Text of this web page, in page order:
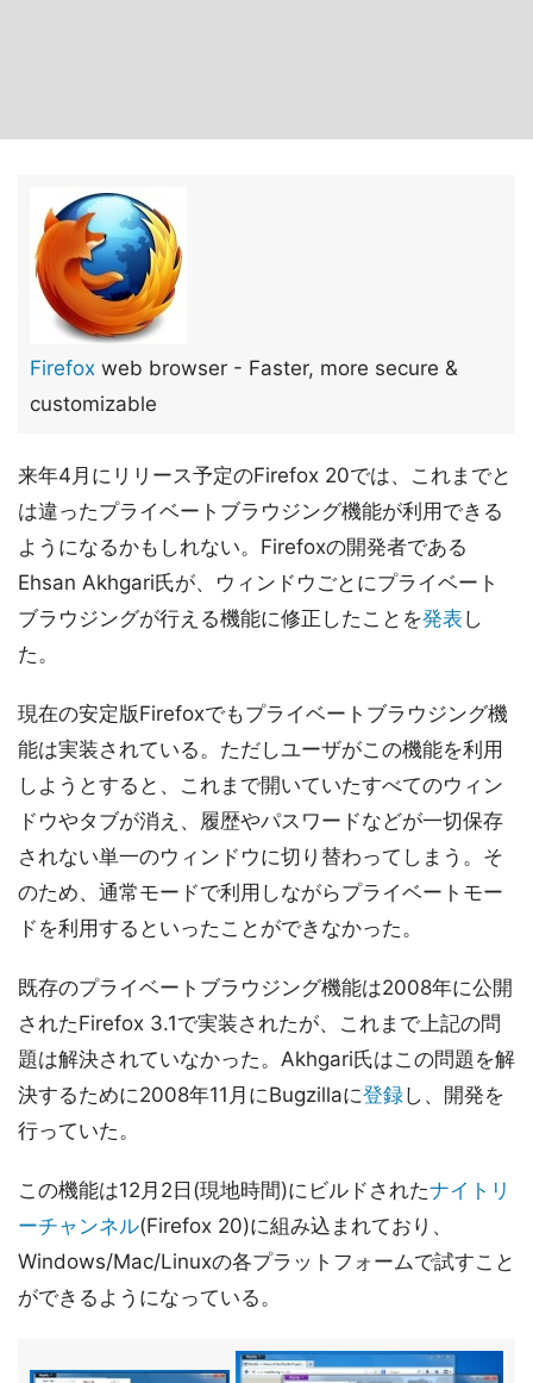
Firefox web browser - Faster, more secure &
customizable
来年4月にリリース予定のFirefox 20では、これまでと
は違ったプライベートブラウジング機能が利用できる
ようになるかもしれない。Firefoxの開発者である
Ehsan Akhgari氏が、ウィンドウごとにプライベート
ブラウジングが行える機能に修正したことを発表 し
た。
現在の安定版Firefoxでもプライベートブラウジング機
能は実装されている。ただしユーザがこの機能を利用
しようとすると、これまで開いていたすべてのウィン
ドウやタブが消え、履歴やパスワードなどが一切保存
されない単一のウィンドウに切り替わってしまう。そ
のため、通常モードで利用しながらプライベートモー
ドを利用するといったことができなかった。
既存のプライベートブラウジング機能は2008年に公開
されたFirefox 3.1で実装されたが、これまで上記の問
題は解決されていなかった。Akhgari氏はこの問題を解
決するために2008年11月にBugzillaに登録し、開発を
行っていた。
この機能は12月2日(現地時間)にビルドされたナイトリ
ーチャンネル(Firefox 20)に組み込まれており、
Windows/Mac/Linuxの各プラットフォームで試すこと
ができるようになっている。